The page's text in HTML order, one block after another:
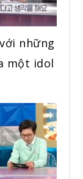
những
một idol